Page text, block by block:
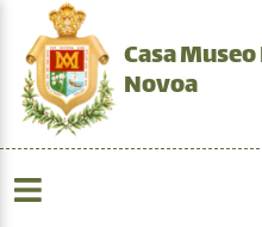
Casa
Novoa